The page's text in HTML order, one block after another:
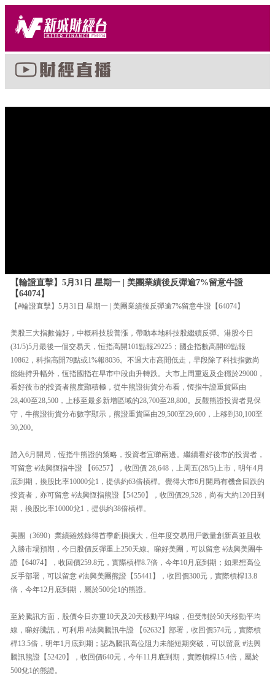
【輪證直擊】5月31日 星期一 | 美團業績後反彈逾7%留意牛證
【64074】
【#輪證直擊】5月31日 星期一 | 美團業績後反彈逾7%留意牛證【64074】
美股三大指數偏好，中概科技股普漲，帶動本地科技股繼續反彈。港股今日
(31/5)5月最後一個交易天，恒指高開101點報29225；國企指數高開69點報
10862，科指高開79點或1%報8036。不過大市高開低走，早段除了科技指數尚
能維持升幅外，恆指國指在早市中段由升轉跌。大市上周重返及企穩於29000，
看好後市的投資者熊度顯積極，從牛熊證街貨分布看，恆指牛證重貨區由
28,400至28,500，上移至最多新增區域的28,700至28,800。反觀熊證投資者見保
守，牛熊證街貨分布數字顯示，熊證重貨區由29,500至29,600，上移到30,100至
30,200。
踏入6月開局，恆指牛熊證的策略，投資者宜睇兩邊。繼續看好後市的投資者，
可留意 #法興恆指牛證 【66257】，收回價 28,648，上周五(28/5)上市，明年4月
底到期，換股比率10000兌1，提供約63倍槓桿。覺得大市6月開局有機會回跌的
投資者，亦可留意 #法興恆指熊證【54250】，收回價29,528，尚有大約120日到
期，換股比率10000兌1，提供約38倍槓桿。
美團（3690）業績雖然錄得首季虧損擴大，但年度交易用戶數量創新高並且收
入勝市場預期，今日股價反彈重上250天線。睇好美團，可以留意 #法興美團牛
證【64074】，收回價259.8元，實際槓桿8.7倍，今年10月底到期；如果想高位
反手部署，可以留意 #法興美團熊證【55441】，收回價300元，實際槓桿13.8
倍，今年12月底到期，屬於500兌1的熊證。
至於騰訊方面，股價今日亦重10天及20天移動平均線，但受制於50天移動平均
線，睇好騰訊，可利用 #法興騰訊牛證 【62632】部署，收回價574元，實際槓
桿13.5倍，明年1月底到期；認為騰訊高位阻力未能短期突破，可以留意 #法興
騰訊熊證【52420】，收回價640元，今年11月底到期，實際槓桿15.4倍，屬於
500兌1的熊證。